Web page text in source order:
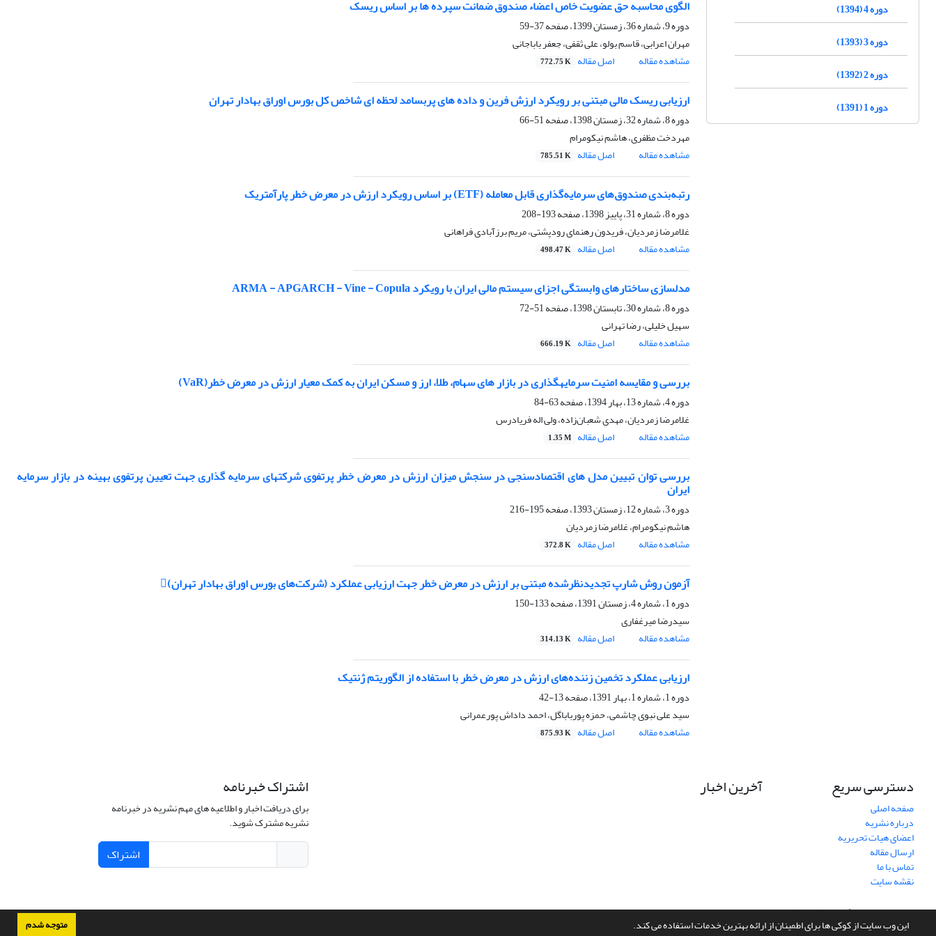
این وب سایت از کوکی ها برای اطمینان از ارائه بهترین خدمات استفاده می کند. متوجه شدم
الگوی محاسبه حق عضویت خاص اعضاء صندوق ضمانت سپرده ها بر اساس ریسک
دوره 9، شماره 36، زمستان 1399، صفحه
37-59
مهران اعرابی، قاسم بولو، علی ثقفی، جعفر باباجانی
مشاهده مقاله
اصل مقاله 772.75 K
ارزیابی ریسک مالی مبتنی بر رویکرد ارزش فرین و داده های پربسامد لحظه ای شاخص کل بورس اوراق بهادار تهران
دوره 8، شماره 32، زمستان 1398، صفحه
51-66
مهردخت مظفری، هاشم نیکومرام
مشاهده مقاله
اصل مقاله 785.51 K
رتبه‌بندی صندوق‌های سرمایه‌گذاری قابل معامله (ETF) بر اساس رویکرد ارزش در معرض خطر پارآمتریک
دوره 8، شماره 31، پاییز 1398، صفحه
193-208
غلامرضا زمردیان، فریدون رهنمای رودپشتی، مریم برزآبادی فراهانی
مشاهده مقاله
اصل مقاله 498.47 K
مدلسازی ساختارهای وابستگی اجزای سیستم مالی ایران با رویکرد ARMA - APGARCH - Vine - Copula
دوره 8، شماره 30، تابستان 1398، صفحه
51-72
سهیل خلیلی، رضا تهرانی
مشاهده مقاله
اصل مقاله 666.19 K
بررسی و مقایسه امنیت سرمایهگذاری در بازار های سهام، طلا‌، ارز و مسکن ایران به کمک معیار ارزش در معرض خطر(VaR)
دوره 4، شماره 13، بهار 1394، صفحه
63-84
غلامرضا زمردیان، مهدی شعبان‌زاده، ولی اله فریادرس
مشاهده مقاله
اصل مقاله 1.35 M
بررسی توان تبیین مدل های اقتصادسنجی در سنجش میزان ارزش در معرض خطر پرتفوی شرکتهای سرمایه گذاری جهت تعیین پرتفوی بهینه در بازار سرمایه
ایران
دوره 3، شماره 12، زمستان 1393، صفحه
195-216
هاشم نیکومرام، غلامرضا زمردیان
مشاهده مقاله
اصل مقاله 372.8 K
آزمون روش شارپ تجدید‌نظر‌شده مبتنی بر ارزش در معرض خطر جهت ارزیابی عملکرد (شرکت‌های بورس اوراق بهادار تهران)
دوره 1، شماره 4، زمستان 1391، صفحه
133-150
سیدرضا میرغفاری
مشاهده مقاله
اصل مقاله 314.13 K
ارزیابی عملکرد تخمین زننده‌های ارزش در معرض خطر با استفاده از الگوریتم ژنتیک
دوره 1، شماره 1، بهار 1391، صفحه
13-42
سید علی نبوی چاشمی، حمزه پورباباگل، احمد داداش پورعمرانی
مشاهده مقاله
اصل مقاله 875.93 K
دوره 4 (1394)
دوره 3 (1393)
دوره 2 (1392)
دوره 1 (1391)
دسترسی سریع
صفحه اصلی
درباره نشریه
اعضای هیات تحریریه
ارسال مقاله
تماس با ما
نقشه سایت
آخرین اخبار اشتراک خبرنامه
برای دریافت اخبار و اطلاعیه های مهم نشریه در خبرنامه
نشریه مشترک شوید.
اشتراک
سامانه مدیریت نشریات علمی.طراحی و پیاده سازی ازسیناوب